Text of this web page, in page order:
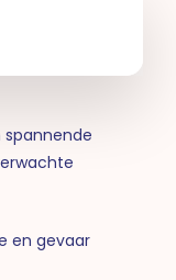
en gevaar